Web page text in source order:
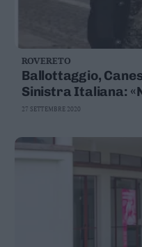
ROVERETO
Ballottaggio,
Sinistra Italiana:
Zambelli e Valduga
27 SETTEMBRE 2020